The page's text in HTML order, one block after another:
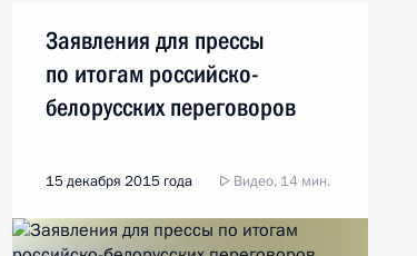
Заявления для прессы
по итогам российско-
белорусских переговоров
15 декабря 2015 года Видео, 14 мин.